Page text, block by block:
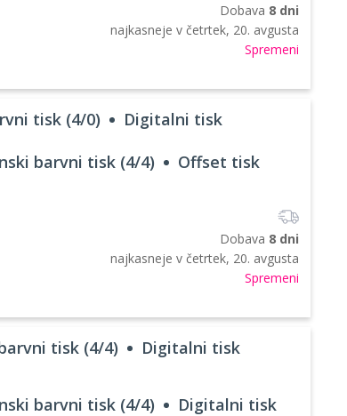
Dobava 8 dni
najkasneje v četrtek, 20. avgusta
Spremeni
tisk (4/0) Digitalni tisk
barvni tisk (4/4) Offset tisk
Dobava 8 dni
najkasneje v četrtek, 20. avgusta
Spremeni
tisk (4/4) Digitalni tisk
barvni tisk (4/4) Digitalni tisk